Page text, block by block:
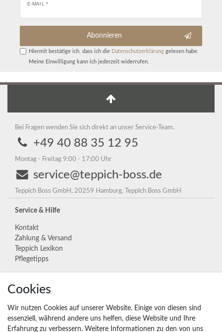
E-MAIL *
Abonnieren
Hiermit bestätige ich, dass ich die Daten­schutz­erklärunggelesen habe.
Meine Einwilligung kann ich jederzeit widerrufen.
Bei Fragen wenden Sie sich direkt an unser Service-Team.
+49 40 88 35 12 95
Montag - Freitag 9:00 - 17:00 Uhr
service@teppich-boss.de
Teppich Boss GmbH, 20259 Hamburg, Teppich Boss GmbH
Service & Hilfe
Kontakt
Zahlung & Versand
Teppich Lexikon
Pflegetipps
Unternehmen
Widerrufs­recht
Vertrag widerrufen
Cookies
Wir nutzen Cookies auf unserer Website. Einige von diesen sind
essenziell, während andere uns helfen, diese Website und Ihre
Erfahrung zu verbessern. Weitere Informationen zu den von uns